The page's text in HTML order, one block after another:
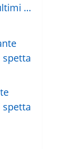
…
spetta